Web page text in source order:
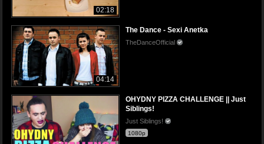
02:18
04:14
The Dance - Sexi Anetka
TheDanceOfficial
OHYDNY PIZZA CHALLENGE || Just
Siblings!
Just Siblings!
1080p